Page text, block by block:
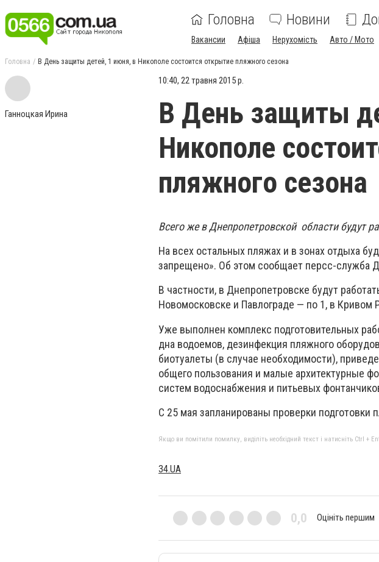
Головна Новини
Вакансии Афіша Нерухомість Авто / Мото
Головна В День защиты детей, 1 июня, в Никополе состоится открытие пляжного сезона
Ганноцкая Ирина
10:40, 22 травня 2015 р.
В День защиты
Никополе
пляжного сезона
Всего же в Днепропетровской области будут
На всех остальных пляжах и в зонах отдыха
запрещено». Об этом сообщает персс-служба
В частности, в Днепропетровске будут
Новомосковске и Павлограде — по 1, в
Уже выполнен комплекс подготовительных
дна водоемов, дезинфекция пляжного
биотуалеты (в случае необходимости),
общего пользования и малые архитектурные
систем водоснабжения и питьевых
С 25 мая запланированы проверки подготовки
Якщо ви помітили помилку, виділіть необхідний текст і натисніть Ctrl +
34.UA
0,0 Оцініть першим